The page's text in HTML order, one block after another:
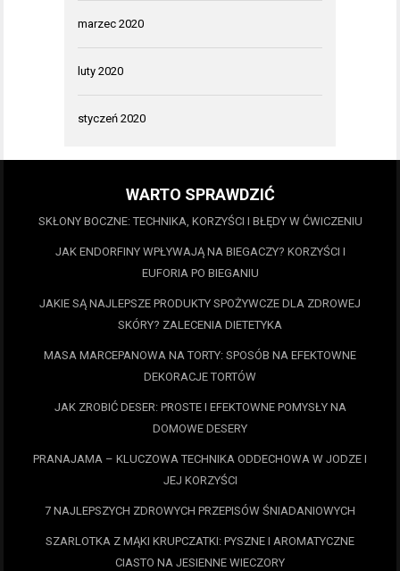
marzec 2020
luty 2020
styczeń 2020
WARTO SPRAWDZIĆ
SKŁONY BOCZNE: TECHNIKA, KORZYŚCI I BŁĘDY W ĆWICZENIU
JAK ENDORFINY WPŁYWAJĄ NA BIEGACZY? KORZYŚCI I
EUFORIA PO BIEGANIU
JAKIE SĄ NAJLEPSZE PRODUKTY SPOŻYWCZE DLA ZDROWEJ
SKÓRY? ZALECENIA DIETETYKA
MASA MARCEPANOWA NA TORTY: SPOSÓB NA EFEKTOWNE
DEKORACJE TORTÓW
JAK ZROBIĆ DESER: PROSTE I EFEKTOWNE POMYSŁY NA
DOMOWE DESERY
PRANAJAMA – KLUCZOWA TECHNIKA ODDECHOWA W JODZE I
JEJ KORZYŚCI
7 NAJLEPSZYCH ZDROWYCH PRZEPISÓW ŚNIADANIOWYCH
SZARLOTKA Z MĄKI KRUPCZATKI: PYSZNE I AROMATYCZNE
CIASTO NA JESIENNE WIECZORY